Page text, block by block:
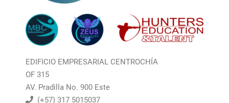
EDIFICIO EMPRESARIAL CENTROCHÍA
OF 315
AV. Pradilla No. 900 Este
(+57) 317 5015037